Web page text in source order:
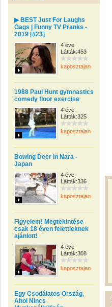
▶ BEST Just For Laughs
Gags | Funny TV Pranks -
2019 [#23]
4 éve
Látták:453
kaposztajanos
1988 Paul Hunt gymnastics
comedy floor exercise
4 éve
Látták:325
kaposztajanos
Bowing Deer in Nara -
Japan
4 éve
Látták:336
kaposztajanos
Figyelem! Megtekintése
csak 18 éven felettieknek
ajánlott!
4 éve
Látták:308
kaposztajanos
Egy Csodálatos Ország,
Ahol Nincs